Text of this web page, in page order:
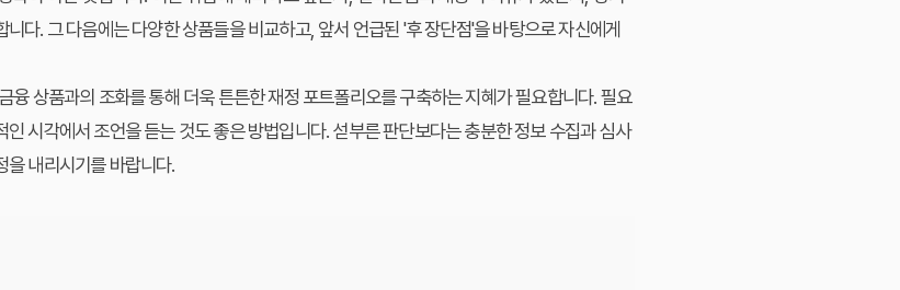
다. 그 다음에는 다양한 상품들을 비교하고, 앞서 언급된 '후 장단점'을 바탕으로 자신에게
융 상품과의 조화를 통해 더욱 튼튼한 재정 포트폴리오를 구축하는 지혜가 필요합니다. 필요
시각에서 조언을 듣는 것도 좋은 방법입니다. 섣부른 판단보다는 충분한 정보 수집과 심사
을 내리시기를 바랍니다.